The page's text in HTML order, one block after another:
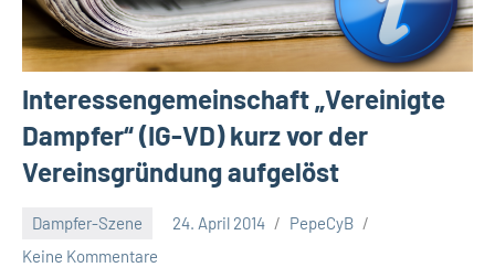
Interessengemeinschaft „Vereinigte
Dampfer“ (IG-VD) kurz vor der
Vereinsgründung aufgelöst
Dampfer-Szene 24. April 2014
PepeCyB
Keine Kommentare